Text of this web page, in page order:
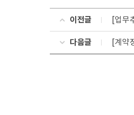
이전글 [업무
다음글 [계약